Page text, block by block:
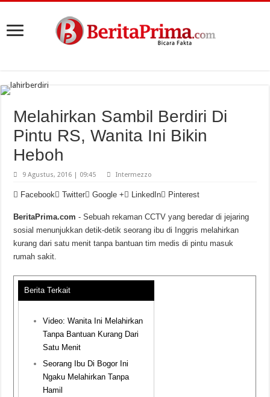
Melahirkan Sambil Berdiri Di
Pintu RS, Wanita Ini Bikin
Heboh
9 Agustus, 2016 | 09:45 Intermezzo
Facebook Twitter Google + LinkedIn Pinterest
BeritaPrima.com - Sebuah rekaman CCTV yang beredar di jejaring
sosial menunjukkan detik-detik seorang ibu di Inggris melahirkan
kurang dari satu menit tanpa bantuan tim medis di pintu masuk
rumah sakit.
Berita Terkait
Video: Wanita Ini Melahirkan
Tanpa Bantuan Kurang Dari
Satu Menit
Seorang Ibu Di Bogor Ini
Ngaku Melahirkan Tanpa
Hamil